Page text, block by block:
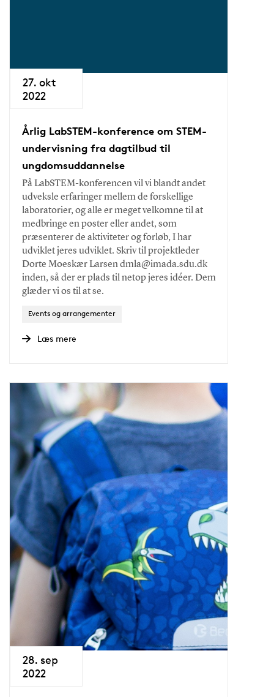
27. okt
2022
Årlig LabSTEM-konference om STEM-
undervisning fra dagtilbud til
ungdomsuddannelse
På LabSTEM-konferencen vil vi blandt andet
udveksle erfaringer mellem de forskellige
laboratorier, og alle er meget velkomne til at
medbringe en poster eller andet, som
præsenterer de aktiviteter og forløb, I har
udviklet jeres udviklet. Skriv til projektleder
Dorte Moeskær Larsen dmla@imada.sdu.dk
inden, så der er plads til netop jeres idéer. Dem
glæder vi os til at se.
Events og arrangementer
Læs mere
28. sep
2022